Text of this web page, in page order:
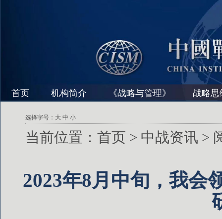
首页 机构简介 《战略与管理》 战略思
选择字号： 大 中 小
当前位置： 首页 > 中战资讯 >
2023年8月中旬，我会